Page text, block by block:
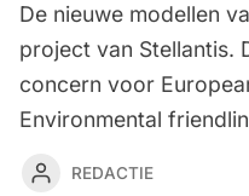
De nieuwe modellen
project van Stellantis.
concern voor
Environmental
REDACTIE